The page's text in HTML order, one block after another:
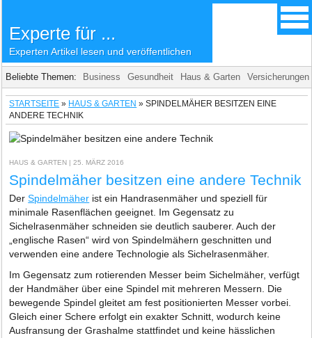
Experte für ...
Experten Artikel lesen und veröffentlichen
Beliebte Themen: Business Gesundheit Haus & Garten Versicherungen
STARTSEITE » HAUS & GARTEN »SPINDELMÄHER BESITZEN EINE
ANDERE TECHNIK
HAUS & GARTEN | 25. MÄRZ 2016
Spindelmäher besitzen eine andere Technik
DerSpindelmäher ist ein Handrasenmäher und speziell für
minimale Rasenflächen geeignet. Im Gegensatz zu
Sichelrasenmäher schneiden sie deutlich sauberer. Auch der
„englische Rasen“ wird von Spindelmähern geschnitten und
verwenden eine andere Technologie als Sichelrasenmäher.
Im Gegensatz zum rotierenden Messer beim Sichelmäher, verfügt
der Handmäher über eine Spindel mit mehreren Messern. Die
bewegende Spindel gleitet am fest positionierten Messer vorbei.
Gleich einer Schere erfolgt ein exakter Schnitt, wodurch keine
Ausfransung der Grashalme stattfindet und keine hässlichen